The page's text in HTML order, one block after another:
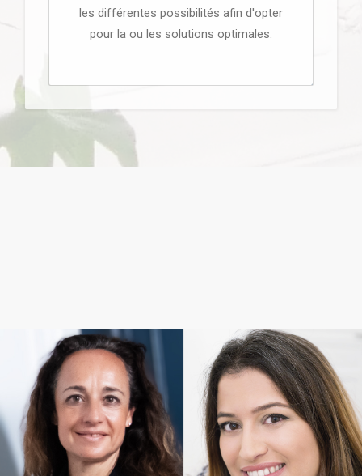
les différentes possibilités afin d'opter
pour la ou les solutions optimales.